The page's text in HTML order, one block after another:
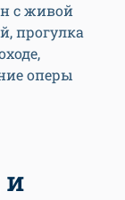
с живой
прогулка
оперы
и